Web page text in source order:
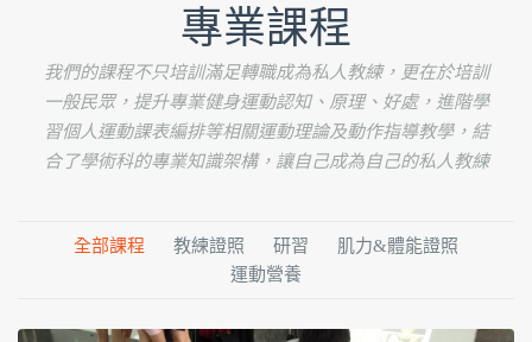
專業課程
我們的課程不只培訓滿足轉職成為私人教練，更在於培訓
一般民眾，提升專業健身運動認知、原理、好處，進階學
習個人運動課表編排等相關運動理論及動作指導教學，結
合了學術科的專業知識架構，讓自己成為自己的私人教練
全部課程 教練證照 研習
肌力&體能證照
運動營養